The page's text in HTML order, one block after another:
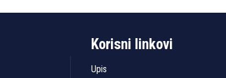
Korisni linkovi
Upis